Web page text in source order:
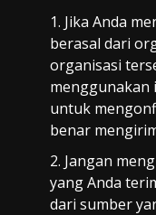
Jika Anda
berasal dari
organisasi
menggunakan
untuk
benar
Jangan
yang Anda
dari sumber